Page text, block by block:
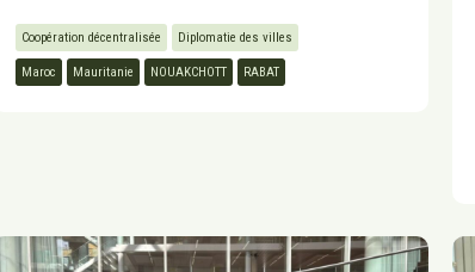
Coopération décentralisée Diplomatie des villes
Maroc Mauritanie NOUAKCHOTT RABAT